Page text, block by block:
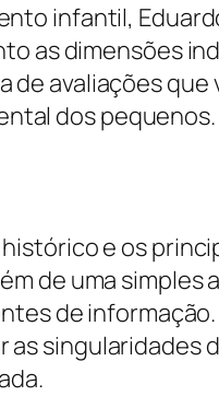
infantil,
as dimensões
avaliações que
dos pequenos.
e os
de uma simples
de
as singularidades